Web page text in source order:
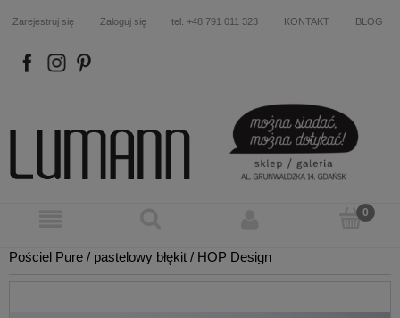
Zarejestruj się Zaloguj się tel. +48 791 011 323 KONTAKT BLOG
FB IN P
Pościel Pure / pastelowy błękit / HOP Design